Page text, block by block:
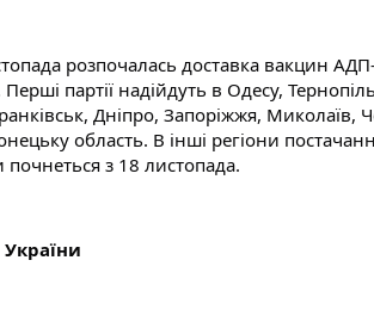
розпочалась доставка вакцин
Перші партії надійдуть в Одесу,
Дніпро, Запоріжжя, Миколаїв,
область. В інші регіони
почнеться з 18 листопада.